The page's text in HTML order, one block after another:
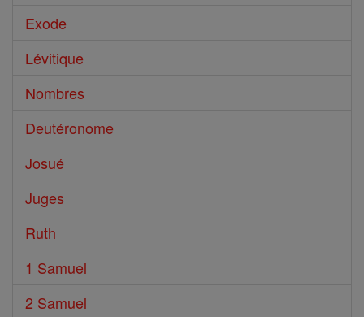
Exode
Lévitique
Nombres
Deutéronome
Josué
Juges
Ruth
1 Samuel
2 Samuel